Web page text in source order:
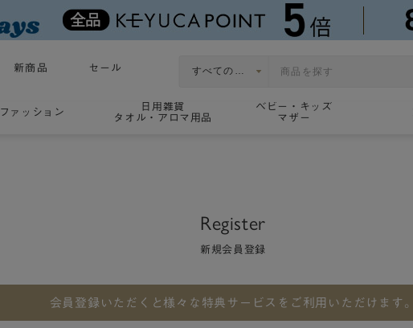
新商品 セール
ファッション
日用雑貨
タオル・アロマ用品
ベビー・キッズ
マザー
Register
新規会員登録
会員登録いただくと 様々な特典サービスをご利用いただけます。